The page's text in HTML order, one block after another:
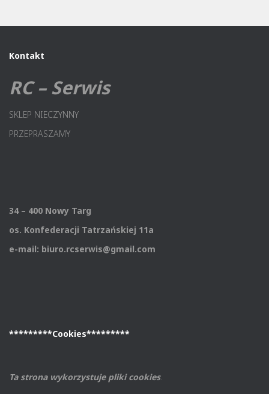
Kontakt
RC – Serwis
SKLEP NIECZYNNY
PRZEPRASZAMY
34 – 400 Nowy Targ
os. Konfederacji Tatrzańskiej 11a
e-mail: biuro.rcserwis@gmail.com
*********Cookies*********
Ta strona wykorzystuje pliki cookies.